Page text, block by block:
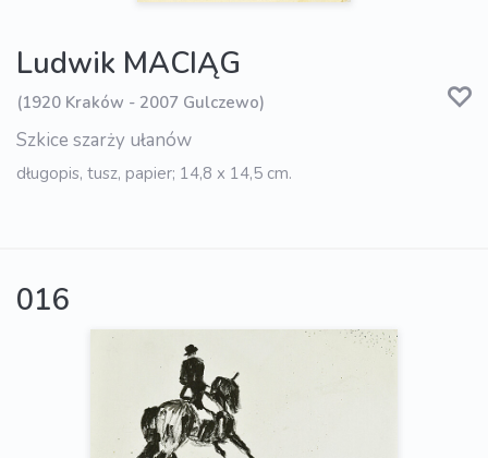
Ludwik MACIĄG
(1920 Kraków - 2007 Gulczewo)
Szkice szarży ułanów
długopis, tusz, papier; 14,8 x 14,5 cm.
016